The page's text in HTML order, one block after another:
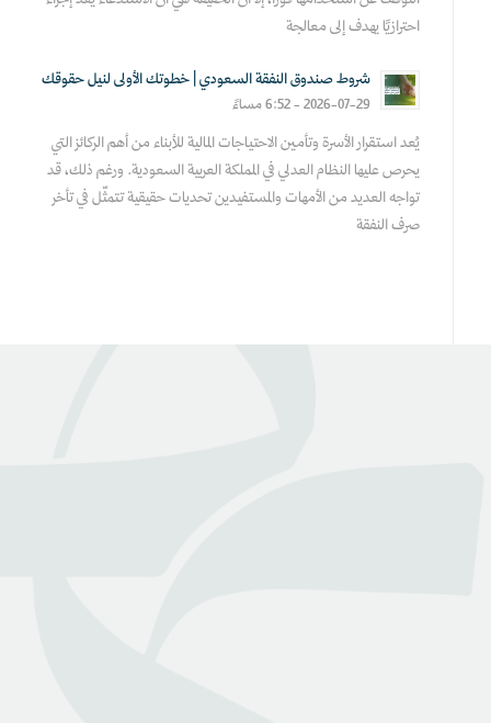
احترازيًا يهدف إلى معالجة
شروط صندوق النفقة السعودي | خطوتك الأولى لنيل حقوقك
2026-07-29 - 6:52 مساءً
يُعد استقرار الأسرة وتأمين الاحتياجات المالية للأبناء من أهم الركائز التي
يحرص عليها النظام العدلي في المملكة العربية السعودية. ورغم ذلك، قد
تواجه العديد من الأمهات والمستفيدين تحديات حقيقية تتمثّل في تأخر
صرف النفقة